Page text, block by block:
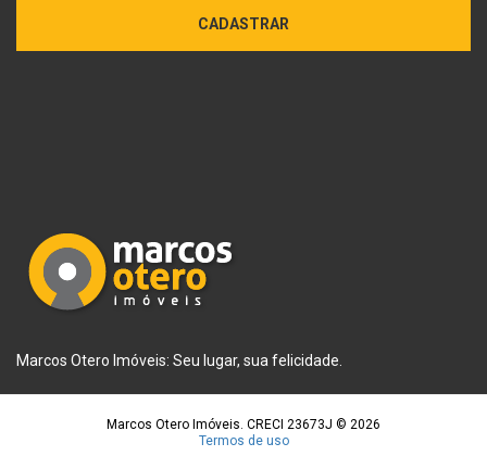
CADASTRAR
Marcos Otero Imóveis: Seu lugar, sua felicidade.
Marcos Otero Imóveis. CRECI 23673J © 2026
Termos de uso